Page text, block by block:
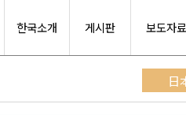
한국소개 게시판 보도자료
日